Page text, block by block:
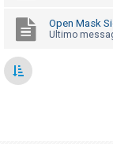
a
Open Mask
Ultimo